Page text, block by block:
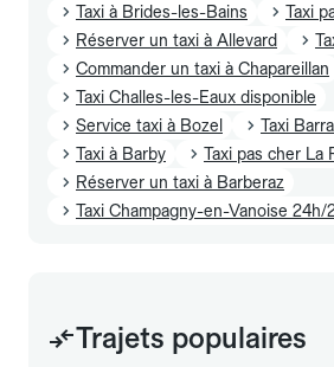
Taxi à Brides-les-Bains
Taxi
Réserver un taxi à Allevard
Commander un taxi à Chapareillan
Taxi Challes-les-Eaux disponible
Service taxi à Bozel
Taxi
Taxi à Barby
Taxi pas cher La
Réserver un taxi à Barberaz
Taxi Champagny-en-Vanoise 24h/
Trajets populaires